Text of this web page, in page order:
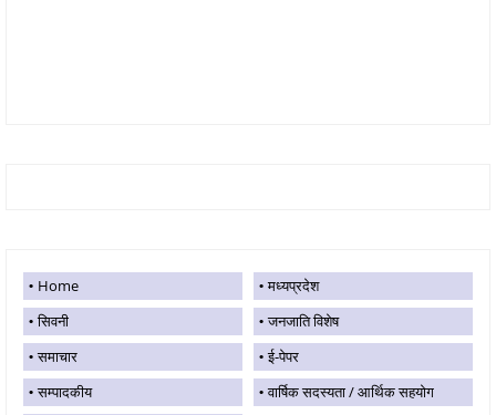
Home
मध्यप्रदेश
सिवनी
जनजाति विशेष
समाचार
ई-पेपर
सम्पादकीय
वार्षिक सदस्यता / आर्थिक सहयोग